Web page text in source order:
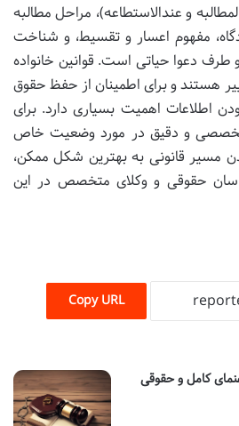
و عندالاستطاعه)، مراحل مطالبه
مفهوم اعسار و تقسیط، و شناخت
طرف دعوا حیاتی است. قوانین خانواده
هستند و برای اطمینان از حفظ حقوق
اطلاعات اهمیت بسیاری دارد. برای
و دقیق در مورد وضعیت خاص
مسیر قانونی به بهترین شکل ممکن،
حقوقی و وکلای متخصص در این
Copy URL
کامل و حقوقی